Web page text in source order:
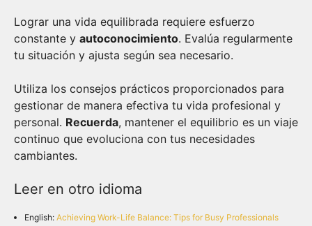
Lograr una vida equilibrada requiere esfuerzo
constante y autoconocimiento. Evalúa regularmente
tu situación y ajusta según sea necesario.
Utiliza los consejos prácticos proporcionados para
gestionar de manera efectiva tu vida profesional y
personal. Recuerda, mantener el equilibrio es un viaje
continuo que evoluciona con tus necesidades
cambiantes.
Leer en otro idioma
English: Achieving Work-Life Balance: Tips for Busy Professionals